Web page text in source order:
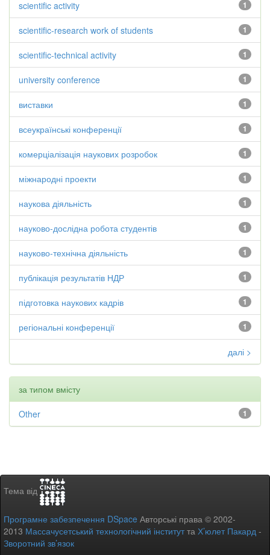
1
scientific activity
1
scientific-research work of students
1
scientific-technical activity
1
university conference
1
виставки
1
всеукраїнські конференції
1
комерціалізація наукових розробок
1
міжнародні проекти
1
наукова діяльність
1
науково-дослідна робота студентів
1
науково-технічна діяльність
1
публікація результатів НДР
1
підготовка наукових кадрів
1
регіональні конференції
далі >
за типом вмісту
1
Other
Тема від
Програмне забезпечення DSpace Авторські права © 2002-
2013 Массачусетський технологічний інститутта Х’юлет Пакард -
Зворотний зв’язок